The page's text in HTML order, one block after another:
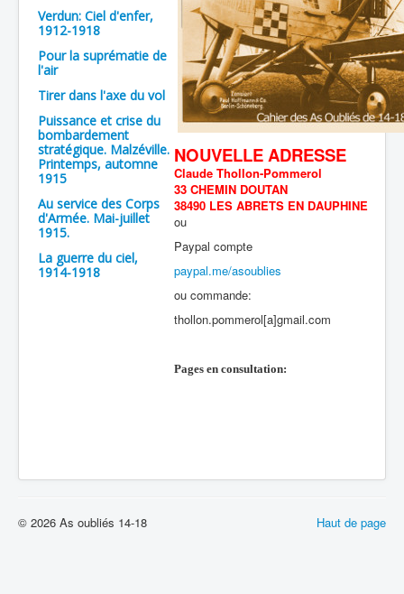
Verdun: Ciel d'enfer,
1912-1918
Pour la suprématie de
l'air
Tirer dans l'axe du vol
Puissance et crise du
bombardement
stratégique. Malzéville.
Printemps, automne
1915
Au service des Corps
d'Armée. Mai-juillet
1915.
La guerre du ciel,
1914-1918
NOUVELLE ADRESSE
Claude Thollon-Pommerol
33 CHEMIN DOUTAN
38490 LES ABRETS EN DAUPHINE
ou
Paypal compte
paypal.me/asoublies
ou commande:
thollon.pommerol[a]gmail.com
Pages en consultation:
Haut de page
© 2026 As oubliés 14-18